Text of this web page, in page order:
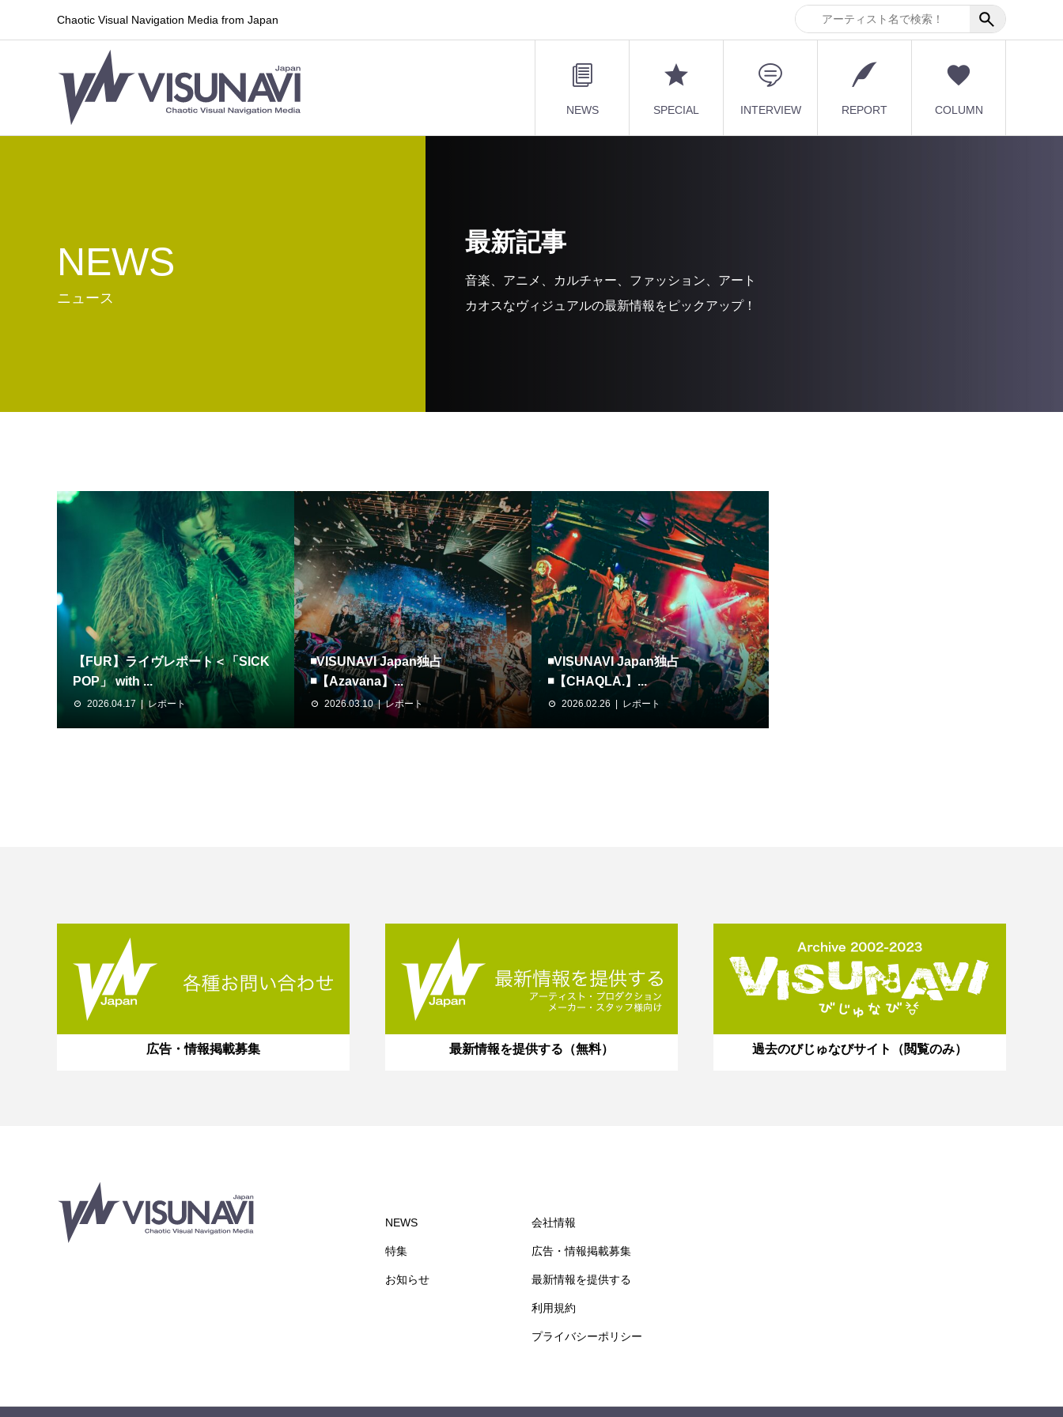
Chaotic Visual Navigation Media from Japan
NEWS SPECIAL INTERVIEW REPORT COLUMN
NEWS
ニュース
最新記事
音楽、アニメ、カルチャー、ファッション、アート
カオスなヴィジュアルの最新情報をピックアップ！
【FUR】ライヴレポート＜「SICK
POP」 with ...
2026.04.17 レポート
◾️VISUNAVI Japan独占
◾️【Azavana】...
2026.03.10 レポート
◾️VISUNAVI Japan独占
◾️【CHAQLA.】...
2026.02.26 レポート
広告・情報掲載募集 最新情報を提供する（無料） 過去のびじゅなびサイト（閲覧のみ）
NEWS
特集
お知らせ
会社情報
広告・情報掲載募集
最新情報を提供する
利用規約
プライバシーポリシー